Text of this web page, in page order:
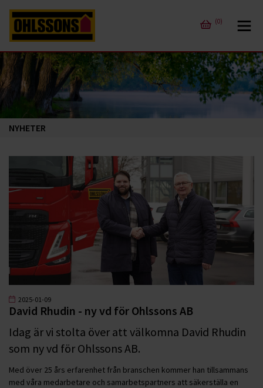
(0)
NYHETER
2025-01-09
David Rhudin - ny vd för Ohlssons AB
Idag är vi stolta över att välkomna David Rhudin
som ny vd för Ohlssons AB.
Med över 25 års erfarenhet från branschen kommer han tillsammans
med våra medarbetare och samarbetspartners att säkerställa en